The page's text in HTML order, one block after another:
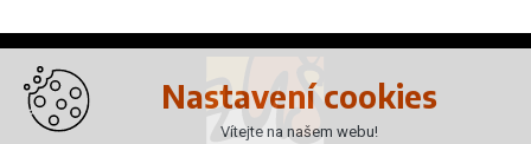
Nastavení cookies
Vítejte na našem webu!